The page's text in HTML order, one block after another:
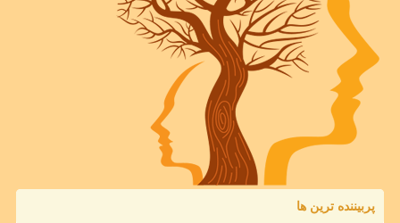
پربیننده ترین ها